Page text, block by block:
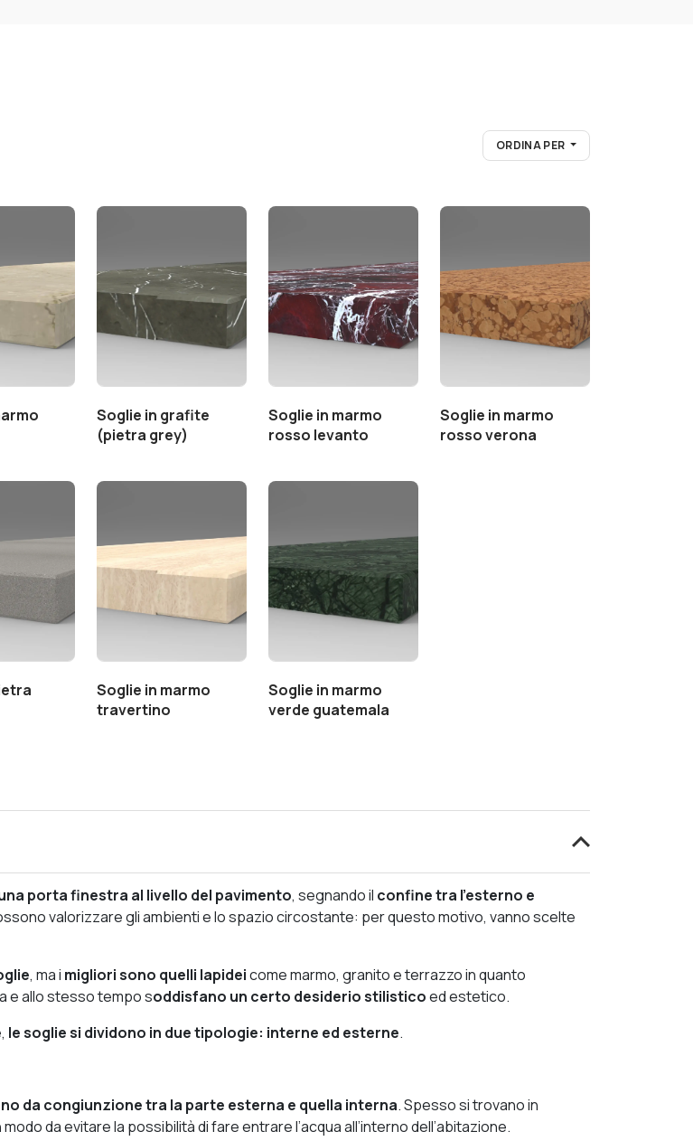
ORDINA PER
Soglie in grafite
(pietra grey)
Soglie in marmo
rosso levanto
Soglie in marmo
rosso verona
Soglie in marmo
travertino
Soglie in marmo
verde guatemala
porta finestra al livello del pavimento, segnando il confine tra l’esterno e
valorizzare gli ambienti e lo spazio circostante: per questo motivo, vanno scelte
, ma i migliori sono quelli lapideicome marmo, granito e terrazzo in quanto
e allo stesso tempo soddisfano un certo desiderio stilisticoed estetico.
le soglie si dividono in due tipologie: interne ed esterne.
da congiunzione tra la parte esterna e quella interna. Spesso si trovano in
da evitare la possibilità di fare entrare l’acqua all’interno dell’abitazione.